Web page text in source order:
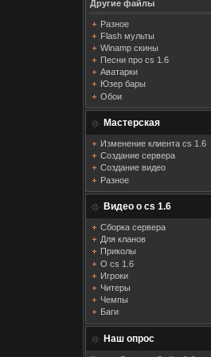
Другие файлы
Разное
Flash мульты
Winamp скины
Песни про cs 1.6
Аватарки
Юзер бары
Обои
Мастерская
Изменение клиента cs 1.6
Создание сервера
Создание видео
Разное
Видео о cs 1.6
Сборка сервера
Для кланов
Приколы
О cs 1.6
Игроки
Читеры
Чемпы
Баги
Наш опрос